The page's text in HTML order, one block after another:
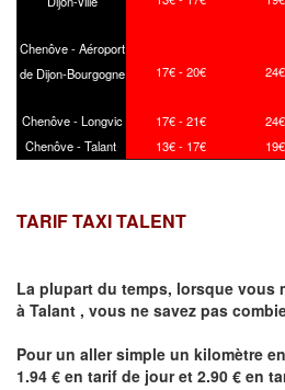
Chenôve - Aéroport
de Dijon-Bourgogne
17€ - 20€
Chenôve - Longvic 17€ - 21€
Chenôve - Talant
13€ - 17€
TARIF TAXI TALENT
La plupart du temps, lorsque vous
à Talant , vous ne savez pas
Pour un aller simple un kilomètre
1.94 € en tarif de jour et 2.90 € en